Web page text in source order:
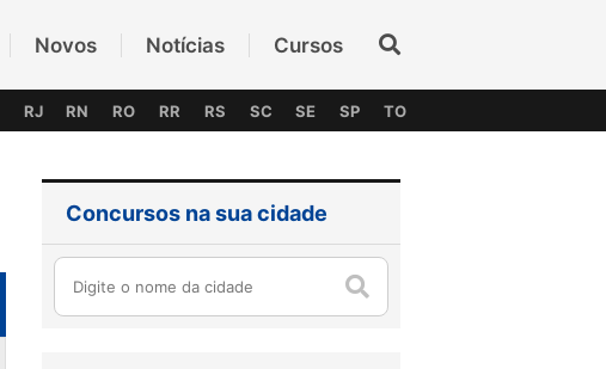
Novos Notícias Cursos
RJ RN RO RR RS SC SE SP TO
Concursos na sua cidade